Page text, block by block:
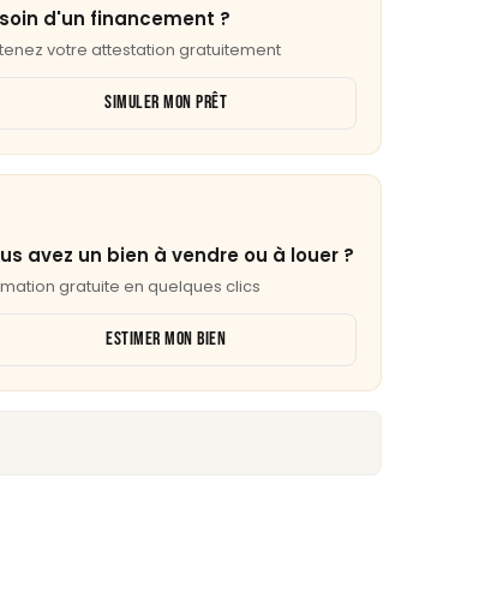
d'un financement ?
votre attestation gratuitement
SIMULER MON PRÊT
avez un bien à vendre ou à louer ?
gratuite en quelques clics
ESTIMER MON BIEN